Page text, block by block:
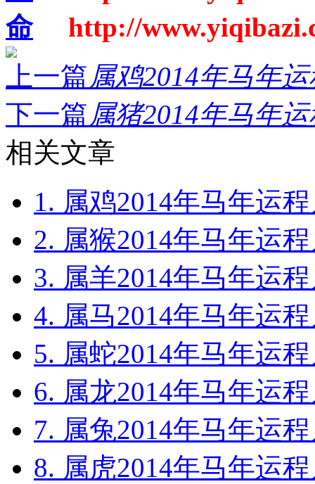
命http://
上一篇属鸡2014年马年
下一篇属猪2014年马年
相关文章
1. 属鸡2014年马年运
2. 属猴2014年马年运
3. 属羊2014年马年运
4. 属马2014年马年运
5. 属蛇2014年马年运
6. 属龙2014年马年运
7. 属兔2014年马年运
8. 属虎2014年马年运